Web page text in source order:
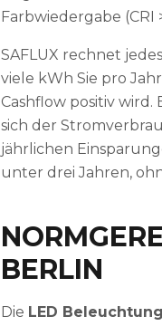
Farbwiedergabe
SAFLUX rechnet
viele kWh Sie pro
Cashflow positiv
sich der
jährlichen
unter drei Jahren,
BERLIN
Die LED